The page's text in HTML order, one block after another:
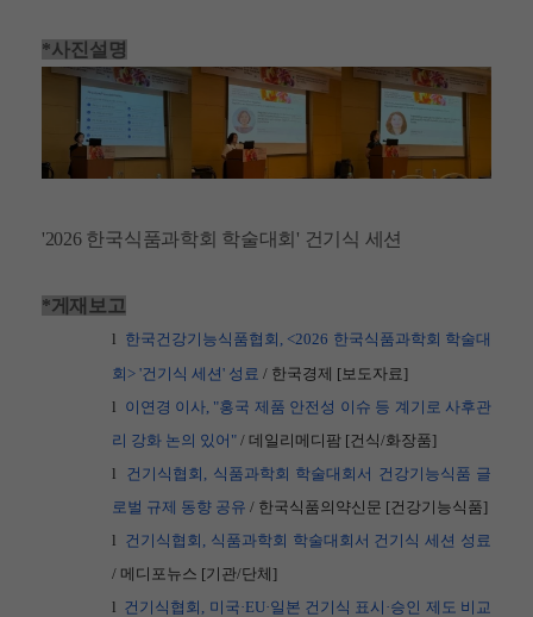
*사진설명
'2026 한국식품과학회 학술대회' 건기식 세션
*게재보고
l 한국건강기능식품협회, <2026 한국식품과학회 학술대
회> '건기식 세션' 성료 / 한국경제 [보도자료]
l 이연경 이사, "홍국 제품 안전성 이슈 등 계기로 사후관
리 강화 논의 있어"/ 데일리메디팜[건식/화장품]
l
건기식협회, 식품과학회 학술대회서 건강기능식품 글
로벌 규제 동향 공유 / 한국식품의약신문 [건강기능식품]
l 건기식협회, 식품과학회 학술대회서 건기식 세션 성료
/ 메디포뉴스 [기관/단체]
l 건기식협회, 미국·EU·일본 건기식 표시·승인 제도 비교